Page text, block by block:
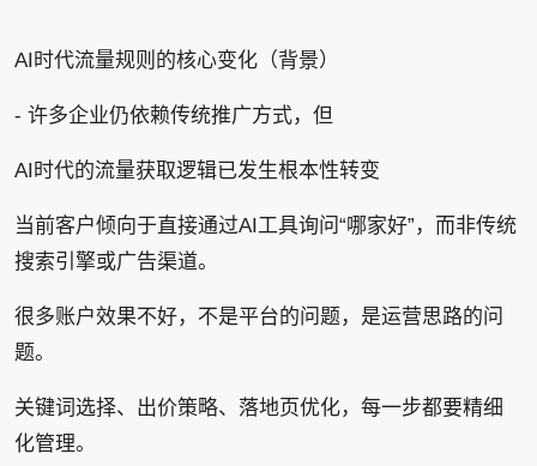
AI时代流量规则的核心变化（背景）
- 许多企业仍依赖传统推广方式，但
AI时代的流量获取逻辑已发生根本性转变
当前客户倾向于直接通过AI工具询问“哪家好”，而非传统
搜索引擎或广告渠道。
很多账户效果不好，不是平台的问题，是运营思路的问
题。
关键词选择、出价策略、落地页优化，每一步都要精细
化管理。